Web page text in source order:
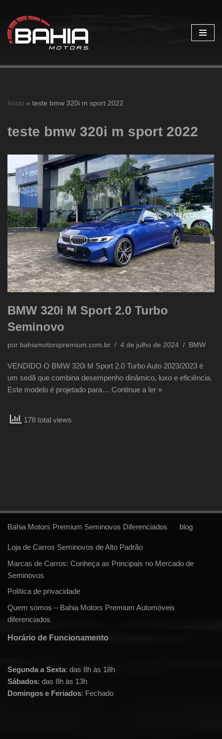
Pular
para
Início » teste bmw 320i m sport 2022
teste bmw 320i m sport 2022
BMW 320i M Sport 2.0 Turbo
Seminovo
por bahiamotorspremium.com.br 4 de julho de 2024 BMW
VENDIDO O BMW 320i M Sport 2.0 Turbo Auto 2023/2023 é
um sedã que combina desempenho dinâmico, luxo e eficiência.
Este modelo é projetado para… Continue a ler »
178 total views
Bahia Motors Premium Seminovos Diferenciados blog
Loja de Carros Seminovos de Alto Padrão
Marcas de Carros: Conheça as Principais no Mercado de
Seminovos
Política de privacidade
Quem somos – Bahia Motors Premium Automóveis
diferenciados
Horário de Funcionamento
Segunda a Sexta: das 8h às 18h
Sábados: das 8h às 13h
Domingos e Feriados: Fechado